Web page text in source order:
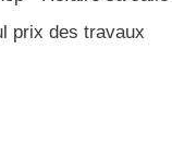
prix des travaux